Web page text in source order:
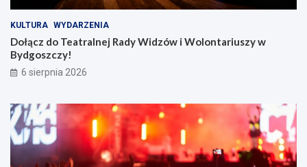
KULTURA WYDARZENIA
Dołącz do Teatralnej Rady Widzów i Wolontariuszy w
Bydgoszczy!
6 sierpnia 2026